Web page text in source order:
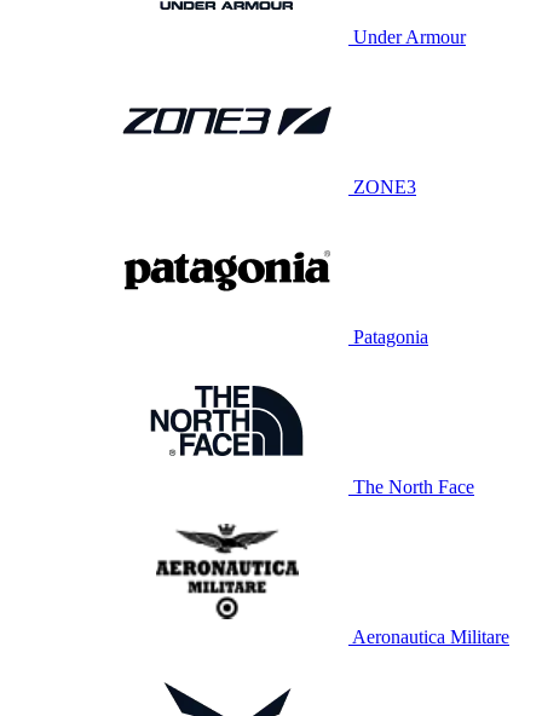
Under Armour
ZONE3
Patagonia
The North Face
Aeronautica Militare